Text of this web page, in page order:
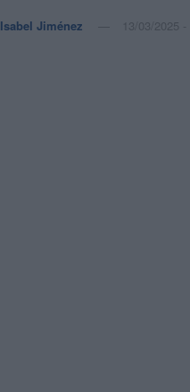
Isabel Jiménez 13/03/2025 -